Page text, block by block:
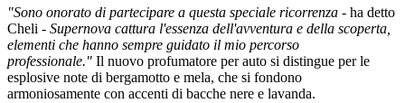
"Sono onorato di partecipare a questa speciale ricorrenza - ha detto
Cheli - Supernova cattura l'essenza dell'avventura e della scoperta,
elementi che hanno sempre guidato il mio percorso
professionale." Il nuovo profumatore per auto si distingue per le
esplosive note di bergamotto e mela, che si fondono
armoniosamente con accenti di bacche nere e lavanda.